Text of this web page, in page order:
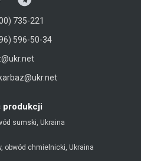
e
l
e
g
r
a
735-221
596-50-34
produkcji
sumski, Ukraina
obwód chmielnicki, Ukraina